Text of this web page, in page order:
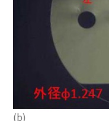
(b)